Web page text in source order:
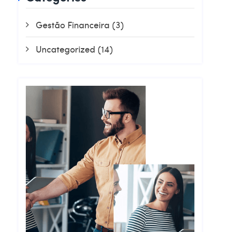
Gestão Financeira (3)
Uncategorized (14)